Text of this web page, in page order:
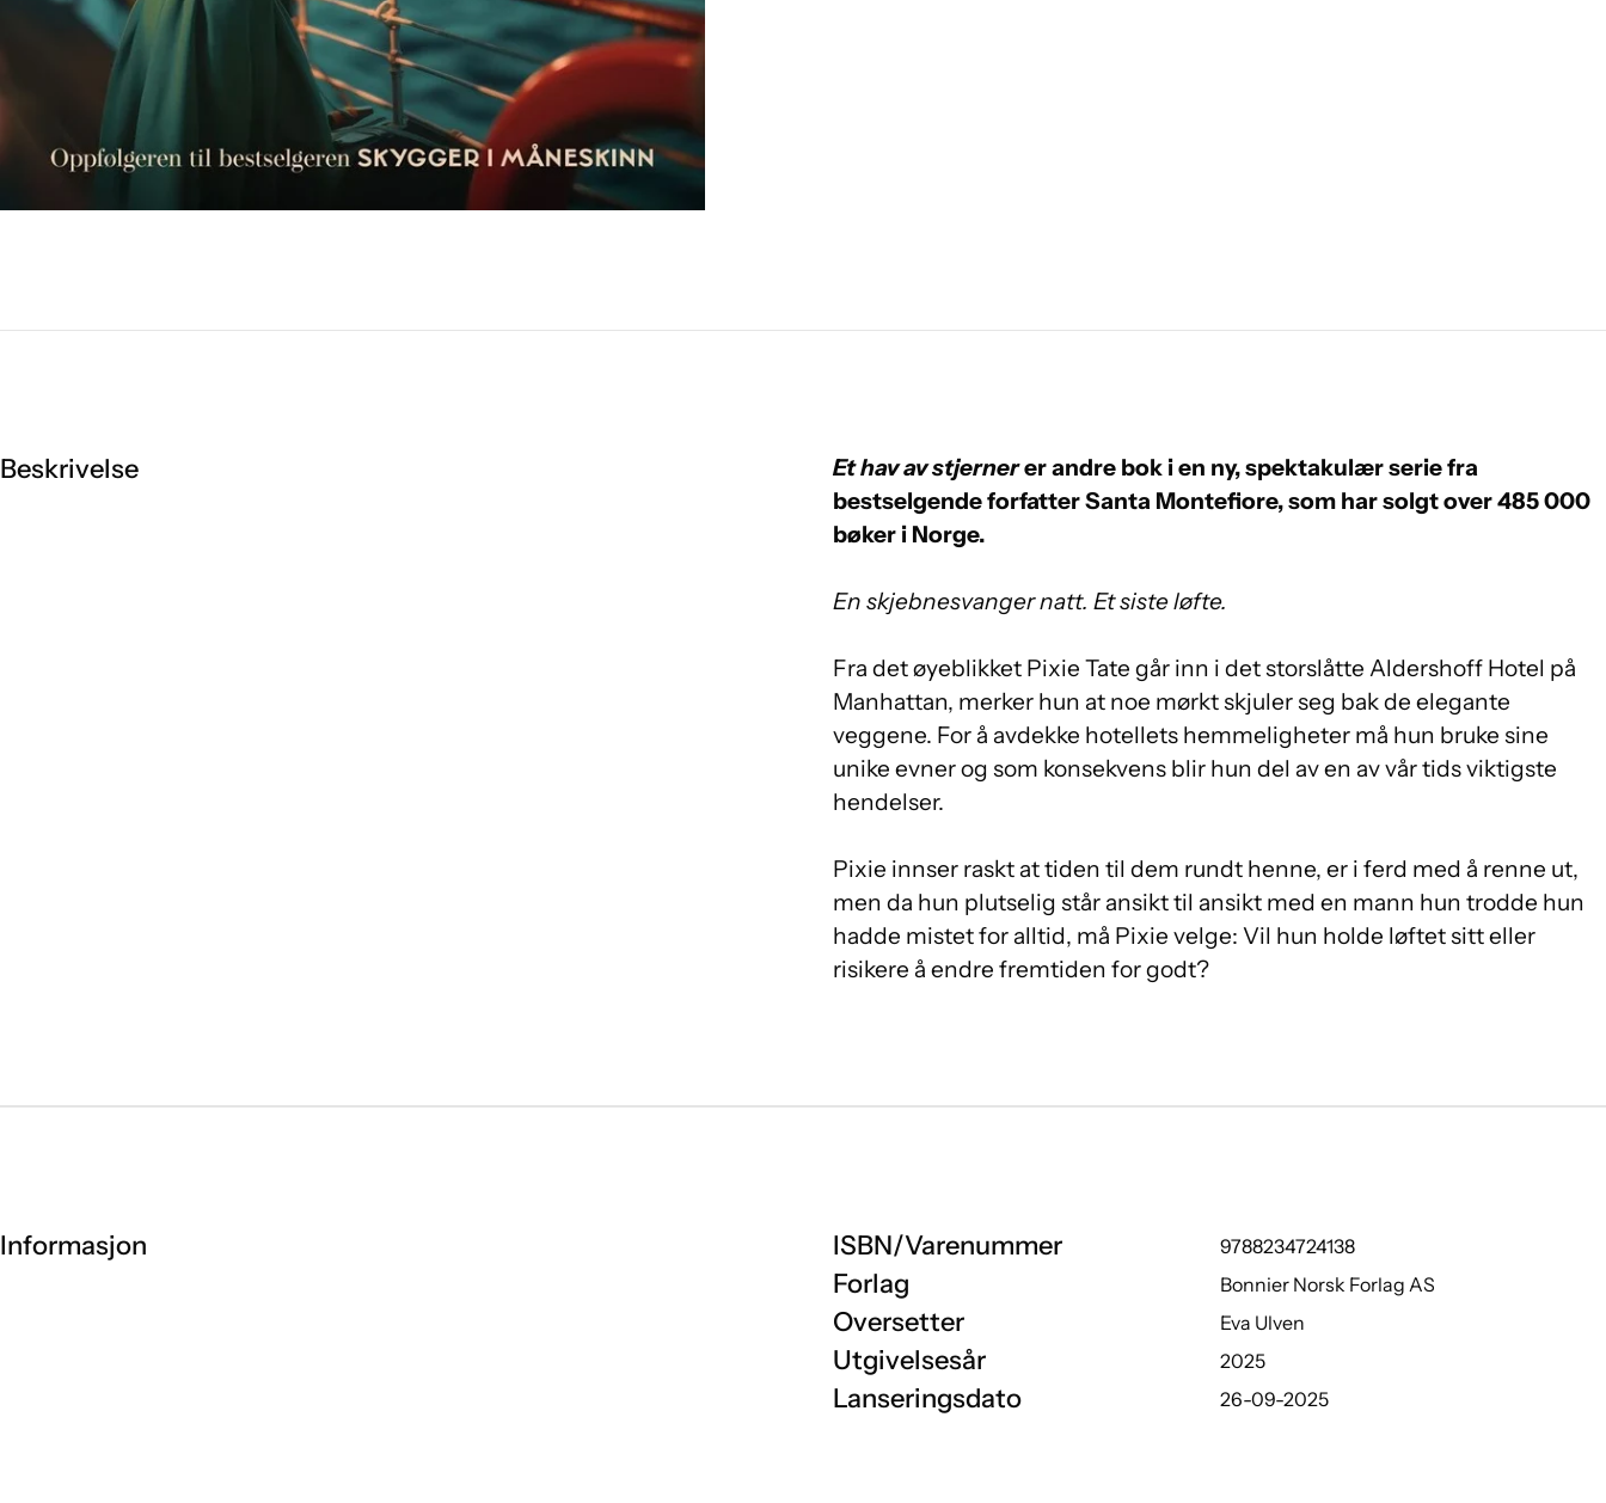
Beskrivelse Et hav av stjernerer andre bok i en ny, spektakulær serie fra
bestselgende forfatter Santa Montefiore, som har solgt over 485 000
bøker i Norge.
En skjebnesvanger natt. Et siste løfte.
Fra det øyeblikket Pixie Tate går inn i det storslåtte Aldershoff Hotel på
Manhattan, merker hun at noe mørkt skjuler seg bak de elegante
veggene. For å avdekke hotellets hemmeligheter må hun bruke sine
unike evner og som konsekvens blir hun del av en av vår tids viktigste
hendelser.
Pixie innser raskt at tiden til dem rundt henne, er i ferd med å renne ut,
men da hun plutselig står ansikt til ansikt med en mann hun trodde hun
hadde mistet for alltid, må Pixie velge: Vil hun holde løftet sitt eller
risikere å endre fremtiden for godt?
Informasjon ISBN/Varenummer 9788234724138
Forlag Bonnier Norsk Forlag AS
Oversetter Eva Ulven
Utgivelsesår 2025
Lanseringsdato 26-09-2025